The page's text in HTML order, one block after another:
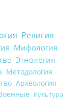
Религия
Мифология
Этнология
Методология
Археология
Культура